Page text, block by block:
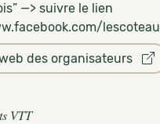
—> suivre le lien
des organisateurs
VTT